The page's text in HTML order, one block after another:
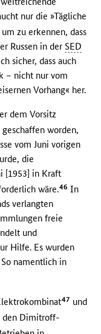
nur die »Tägliche
um zu erkennen, dass
Russen in derSED
sicher, dass auch
– nicht nur vom
Vorhang« her.
dem Vorsitz
worden,
vom Juni vorigen
die
[1953] in Kraft
wäre.46 In
verlangten
freie
und
Hilfe. Es wurden
namentlich in
47 und
den Dimitroff-